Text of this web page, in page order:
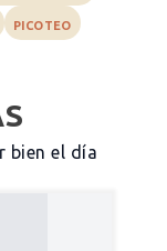
PICOTEO
bien el día